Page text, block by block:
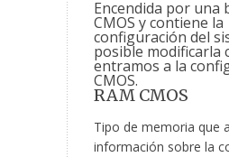
Encendida por una
CMOS y contiene la
configuración del
posible modificarla
entramos a la
CMOS.
RAM CMOS
Tipo de memoria que
información sobre la